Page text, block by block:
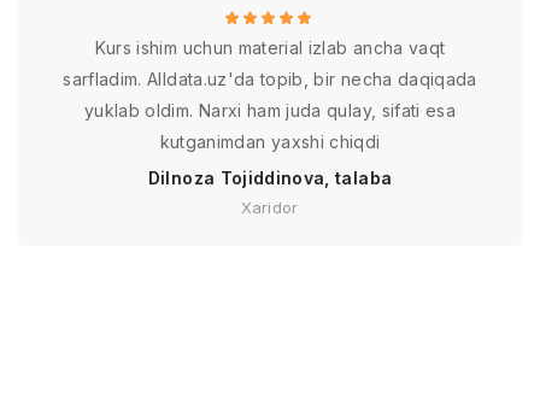
Kurs ishim uchun material izlab ancha vaqt
sarfladim. Alldata.uz'da topib, bir necha daqiqada
yuklab oldim. Narxi ham juda qulay, sifati esa
kutganimdan yaxshi chiqdi
Dilnoza Tojiddinova, talaba
Xaridor